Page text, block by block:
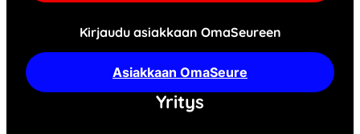
Kirjaudu asiakkaan OmaSeureen
Asiakkaan OmaSeure
Yritys